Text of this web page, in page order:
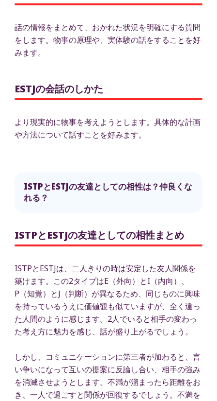
話の情報をまとめて、おかれた状況を明確にする質問
をします。物事の原理や、実体験の話をすることを好
みます。
ESTJの会話のしかた
より現実的に物事を考えようとします。具体的な計画
や方法について話すことを好みます。
ISTPとESTJの友達としての相性は？仲良くな
れる？
ISTPとESTJの友達としての相性まとめ
ISTPとESTJは、二人きりの時は安定した友人関係を
築けます。この2タイプはE（外向）とI（内向）、
P（知覚）とJ（判断）が異なるため、同じものに興味
を持っているうえに価値観も似ていますが、全く違っ
た人間のように感じます。2人でいると相手の変わっ
た考え方に魅力を感じ、話が盛り上がるでしょう。
しかし、コミュニケーションに第三者が加わると、言
い争いになって互いの提案に反論し合い、相手の強み
を消滅させようとします。不満が溜まったら距離をお
き、一人で過ごすと関係が回復するでしょう。不満を